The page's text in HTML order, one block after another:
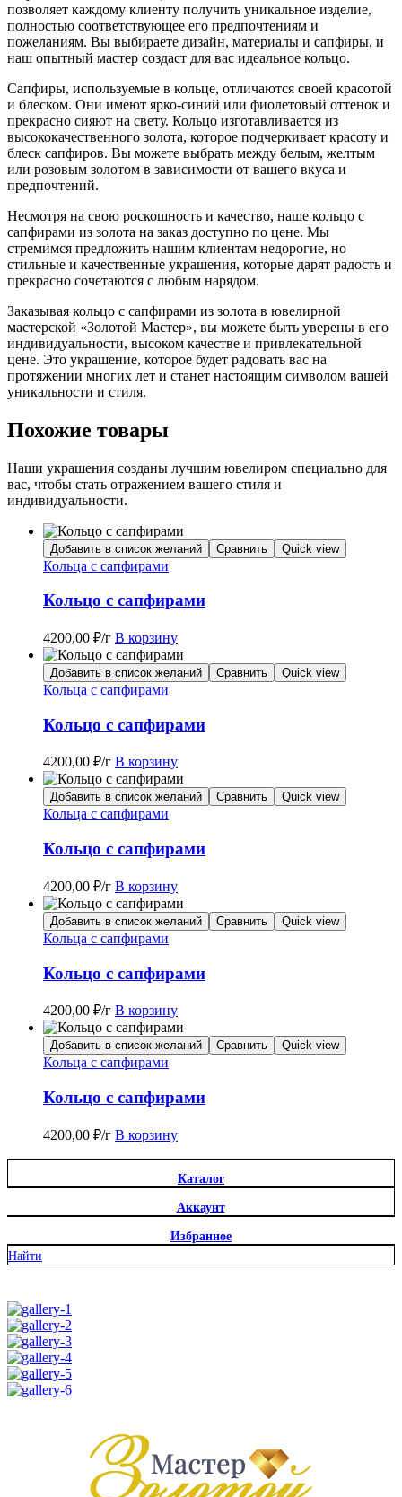
позволяет каждому клиенту получить уникальное изделие,
полностью соответствующее его предпочтениям и
пожеланиям. Вы выбираете дизайн, материалы и сапфиры, и
наш опытный мастер создаст для вас идеальное кольцо.
Сапфиры, используемые в кольце, отличаются своей красотой
и блеском. Они имеют ярко-синий или фиолетовый оттенок и
прекрасно сияют на свету. Кольцо изготавливается из
высококачественного золота, которое подчеркивает красоту и
блеск сапфиров. Вы можете выбрать между белым, желтым
или розовым золотом в зависимости от вашего вкуса и
предпочтений.
Несмотря на свою роскошность и качество, наше кольцо с
сапфирами из золота на заказ доступно по цене. Мы
стремимся предложить нашим клиентам недорогие, но
стильные и качественные украшения, которые дарят радость и
прекрасно сочетаются с любым нарядом.
Заказывая кольцо с сапфирами из золота в ювелирной
мастерской «Золотой Мастер», вы можете быть уверены в его
индивидуальности, высоком качестве и привлекательной
цене. Это украшение, которое будет радовать вас на
протяжении многих лет и станет настоящим символом вашей
уникальности и стиля.
Похожие товары
Наши украшения созданы лучшим ювелиром специально для
вас, чтобы стать отражением вашего стиля и
индивидуальности.
Добавить в список желаний Сравнить Quick view
Кольца с сапфирами
Кольцо с сапфирами
4200,00 ₽/г В корзину
Добавить в список желаний Сравнить Quick view
Кольца с сапфирами
Кольцо с сапфирами
4200,00 ₽/г В корзину
Добавить в список желаний Сравнить Quick view
Кольца с сапфирами
Кольцо с сапфирами
4200,00 ₽/г В корзину
Добавить в список желаний Сравнить Quick view
Кольца с сапфирами
Кольцо с сапфирами
4200,00 ₽/г В корзину
Добавить в список желаний Сравнить Quick view
Кольца с сапфирами
Кольцо с сапфирами
4200,00 ₽/г В корзину
Каталог
Аккаунт
Избранное
Найти